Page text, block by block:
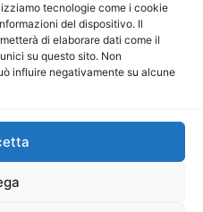
tecnologie come i cookie
del dispositivo. Il
di elaborare dati come il
su questo sito. Non
influire negativamente su alcune